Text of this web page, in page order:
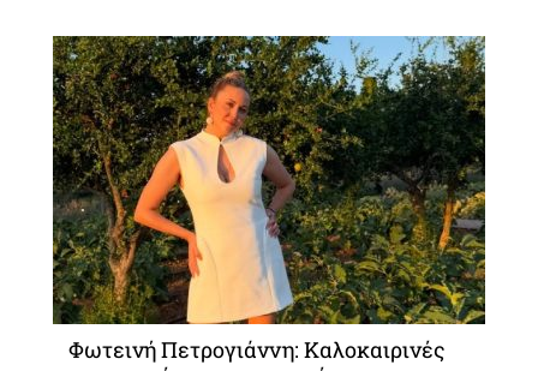
Φωτεινή Πετρογιάννη: Καλοκαιρινές